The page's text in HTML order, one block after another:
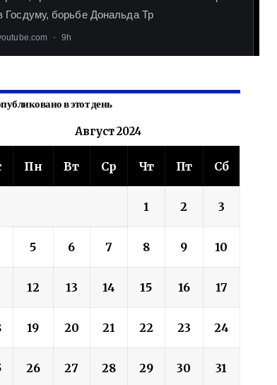
в этот день
Август 2024
Пн Вт Ср Чт Пт Сб
1 2 3
5 6 7 8 9 10
12 13 14 15 16 17
19 20 21 22 23 24
26 27 28 29 30 31